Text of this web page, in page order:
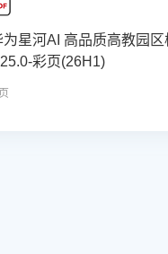
为星河AI 高品质高教园
彩页(26H1)